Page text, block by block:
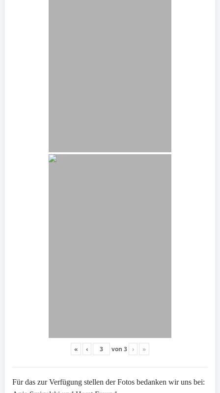
« ‹ von 3 › »
Für das zur Verfügung stellen der Fotos bedanken wir uns bei: